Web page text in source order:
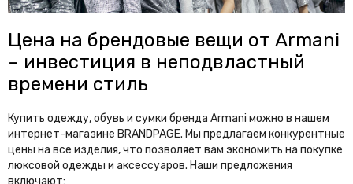
Цена на брендовые вещи от Armani
– инвестиция в неподвластный
времени стиль
Купить одежду, обувь и сумки бренда Armani можно в нашем
интернет-магазине BRANDPAGE. Мы предлагаем конкурентные
цены на все изделия, что позволяет вам экономить на покупке
люксовой одежды и аксессуаров. Наши предложения
включают: